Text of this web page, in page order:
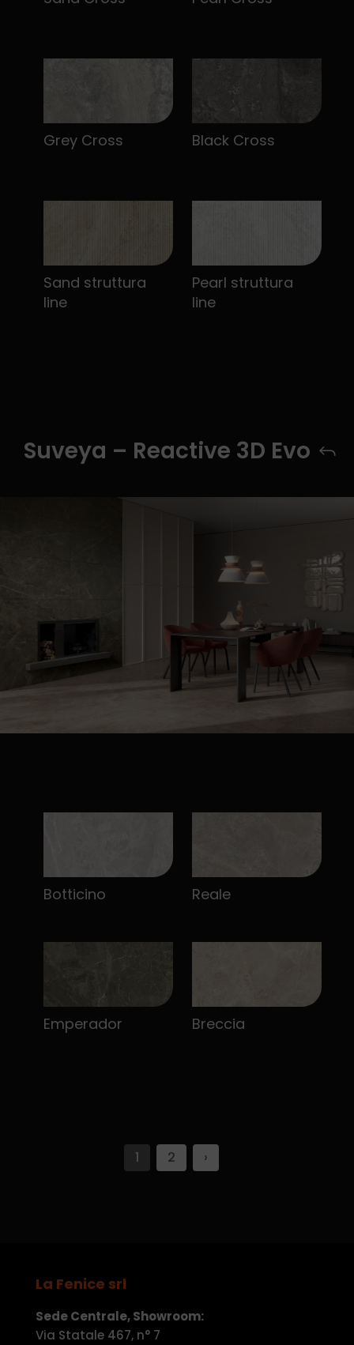
Grey Cross Black Cross
Sand struttura
line
Pearl struttura
line
Suveya – Reactive 3D Evo
Botticino Reale
Emperador Breccia
1 2 ›
La Fenice srl
Sede Centrale, Showroom:
Via Statale 467, n° 7